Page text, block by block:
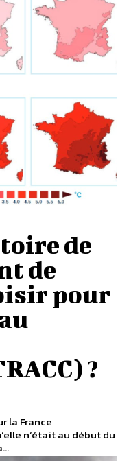
de
de
pour
?
la France
n’était au début du